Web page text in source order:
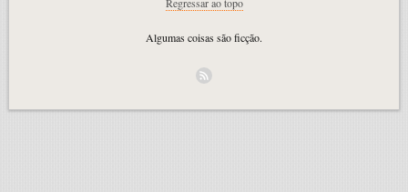
Algumas coisas são ficção.